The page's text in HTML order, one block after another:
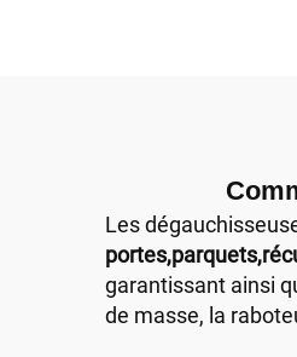
Les
garantissant ainsi
de masse, la